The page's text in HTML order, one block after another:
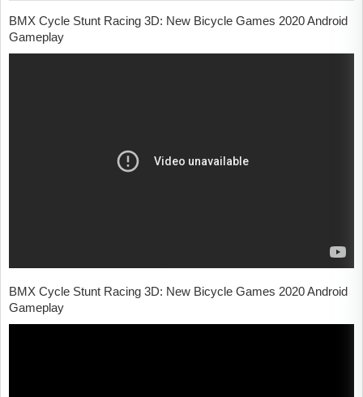
BMX Cycle Stunt Racing 3D: New Bicycle Games 2020 Android
Gameplay
BMX Cycle Stunt Racing 3D: New Bicycle Games 2020 Android
Gameplay